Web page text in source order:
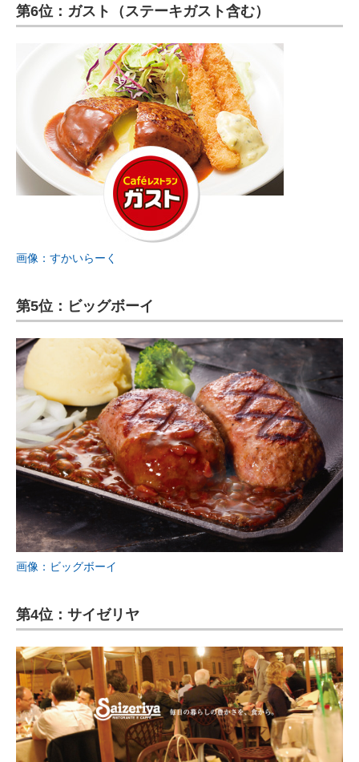
第6位：ガスト（ステーキガスト含む）
画像：すかいらーく
第5位：ビッグボーイ
画像：ビッグボーイ
第4位：サイゼリヤ